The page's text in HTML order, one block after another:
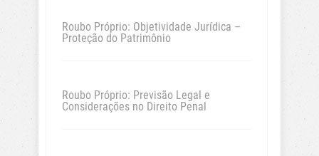
Roubo Próprio: Objetividade Jurídica –
Proteção do Patrimônio
Roubo Próprio: Previsão Legal e
Considerações no Direito Penal